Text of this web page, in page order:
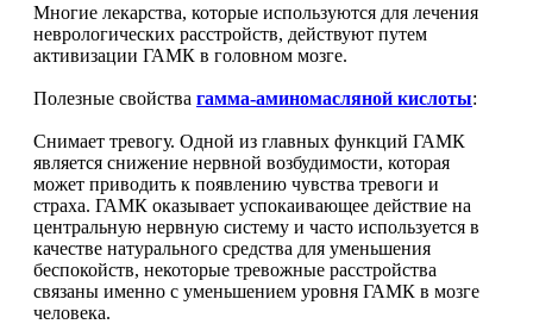
Здоровье и красота
НАЗАД
Мужское здоровье
НАЗАД
Бустеры тестостерона
Sportinia
USN
Vitauct
WTF LABZ
Многие лекарства, которые используются для лечения
неврологических расстройств, действуют путем
активизации ГАМК в головном мозге.
Полезные свойства гамма-аминомасляной кислоты:
Снимает тревогу. Одной из главных функций ГАМК
является снижение нервной возбудимости, которая
может приводить к появлению чувства тревоги и
страха. ГАМК оказывает успокаивающее действие на
центральную нервную систему и часто используется в
качестве натурального средства для уменьшения
беспокойств, некоторые тревожные расстройства
связаны именно с уменьшением уровня ГАМК в мозге
человека.